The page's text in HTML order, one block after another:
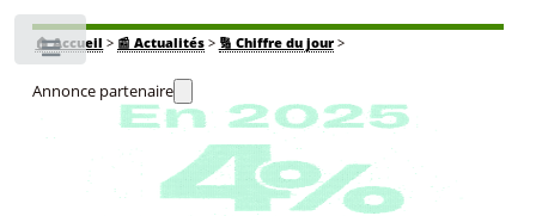
🏠Accueil > 📰 Actualités> 🔢 Chiffre du jour>
Annonce partenaire
Toggle